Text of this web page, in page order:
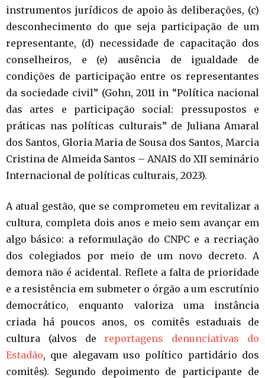
instrumentos jurídicos de apoio às deliberações, (c)
desconhecimento do que seja participação de um
representante, (d) necessidade de capacitação dos
conselheiros, e (e) ausência de igualdade de
condições de participação entre os representantes
da sociedade civil” (Gohn, 2011 in “Política nacional
das artes e participação social: pressupostos e
práticas nas políticas culturais” de Juliana Amaral
dos Santos, Gloria Maria de Sousa dos Santos, Marcia
Cristina de Almeida Santos – ANAIS do XII seminário
Internacional de políticas culturais, 2023).
A atual gestão, que se comprometeu em revitalizar a
cultura, completa dois anos e meio sem avançar em
algo básico: a reformulação do CNPC e a recriação
dos colegiados por meio de um novo decreto. A
demora não é acidental. Reflete a falta de prioridade
e a resistência em submeter o órgão a um escrutínio
democrático, enquanto valoriza uma instância
criada há poucos anos, os comitês estaduais de
cultura (alvos de reportagens denunciativas do
Estadão, que alegavam uso político partidário dos
comitês). Segundo depoimento de participante de